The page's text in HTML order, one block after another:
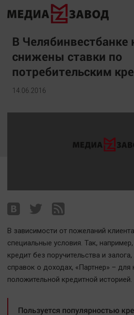
Новости
Экономика
Происшествия
Общество
Архив
Наша победа
Общество
Политика
Экономика
Здоровье
В Челябинвестбанке
снижены ставки по
потребительским
14.06.2016
В зависимости от пожеланий
специальные условия. Так,
кредит без поручительства и
справок о доходах, «Партнер» – для
положительной кредитной историей.
Пользуется популярностью